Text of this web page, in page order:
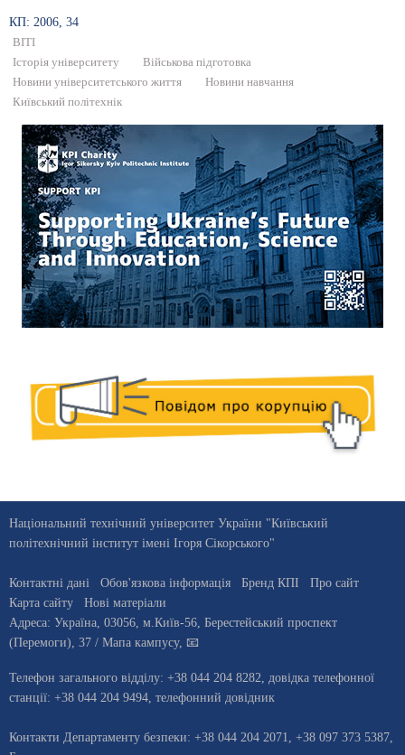
КП: 2006, 34
ВІТІ
Історія університету
Військова підготовка
Новини університетського життя
Новини навчання
Київський політехнік
Національний технічний університет України "Київський
політехнічний інститут імені Ігоря Сікорського"
Контактні дані Обов'язкова інформація Бренд КПІ
Про сайт
Карта сайту
Нові матеріали
Адреса: Україна, 03056, м.Київ-56, Берестейський проспект
(Перемоги), 37 / Мапа кампусу, 📧
Телефон загального відділу: +38 044 204 8282 , довiдка телефонної
станцiї: +38 044 204 9494 телефонний довідник
Контакти Департаменту безпеки: +38 044 204 2071, +38 097 373 5387,